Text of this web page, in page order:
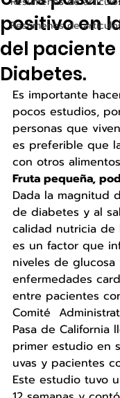
Resúmenes de
positivo en
del paciente
Diabetes.
Es importante
pocos estudios,
personas que
es preferible que
con otros
Fruta pequeña,
Dada la magnitud
de diabetes y al
calidad nutricia de
es un factor que
niveles de
enfermedades
entre pacientes
Comité
Pasa de California
primer estudio en
uvas y pacientes
Este estudio tuvo